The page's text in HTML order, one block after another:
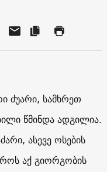
ძუარი, სამხრეთ
წმინდა ადგილია.
ასევე ოსების
აქ გიორგობის